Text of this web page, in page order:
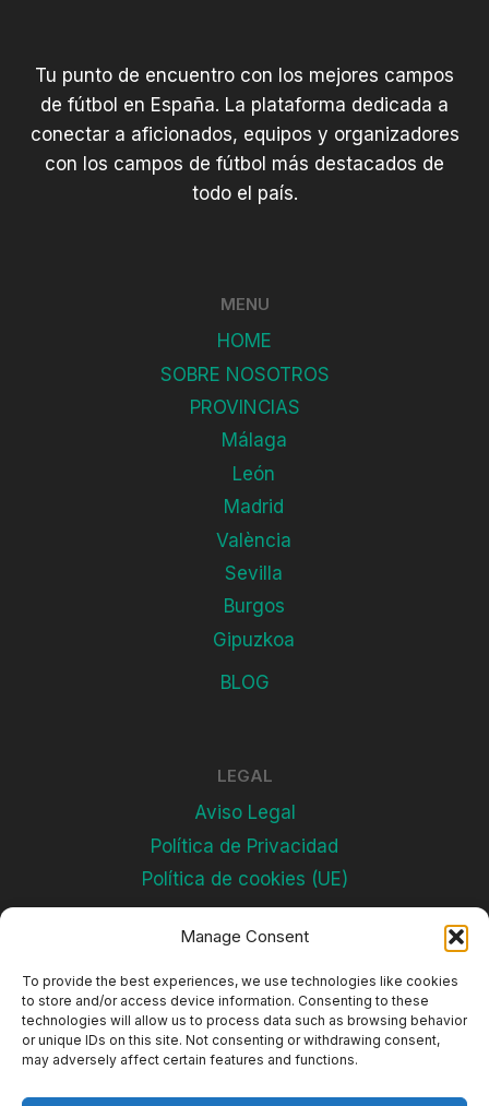
Manage Consent
To provide the best experiences, we use technologies like cookies
to store and/or access device information. Consenting to these
technologies will allow us to process data such as browsing behavior
or unique IDs on this site. Not consenting or withdrawing consent,
may adversely affect certain features and functions.
Tu punto de encuentro con los mejores campos
de fútbol en España. La plataforma dedicada a
conectar a aficionados, equipos y organizadores
con los campos de fútbol más destacados de
todo el país.
MENU
HOME
SOBRE NOSOTROS
PROVINCIAS
Málaga
León
Madrid
València
Sevilla
Burgos
Gipuzkoa
BLOG
LEGAL
Aviso Legal
Política de Privacidad
Política de cookies (UE)
Subscríbete